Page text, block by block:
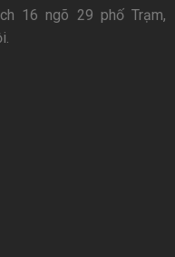
16 ngõ 29 phố Trạm,